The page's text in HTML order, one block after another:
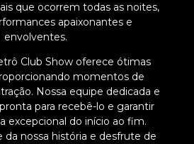
que ocorrem todas as noites,
apaixonantes e
envolventes.
Club Show oferece ótimas
momentos de
Nossa equipe dedicada e
para recebê-lo e garantir
excepcional do início ao fim.
da nossa história e desfrute de